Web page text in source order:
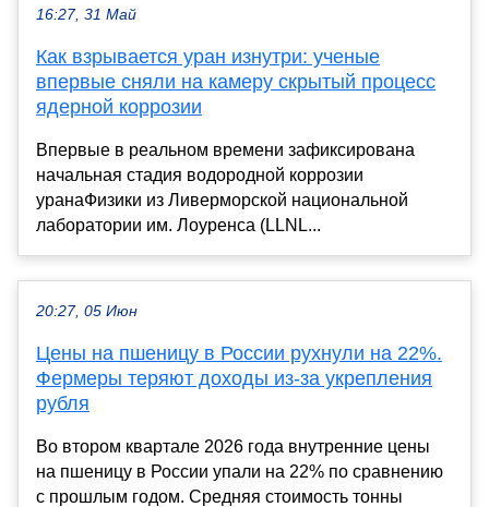
16:27, 31 Май
Как взрывается уран изнутри: ученые
впервые сняли на камеру скрытый процесс
ядерной коррозии
Впервые в реальном времени зафиксирована
начальная стадия водородной коррозии
уранаФизики из Ливерморской национальной
лаборатории им. Лоуренса (LLNL...
20:27, 05 Июн
Цены на пшеницу в России рухнули на 22%.
Фермеры теряют доходы из-за укрепления
рубля
Во втором квартале 2026 года внутренние цены
на пшеницу в России упали на 22% по сравнению
с прошлым годом. Средняя стоимость тонны